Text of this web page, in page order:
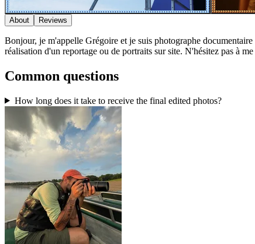
About
Reviews
Bonjour, je m'appelle Grégoire et je suis photographe
réalisation d'un reportage ou de portraits sur site. N'hésitez pas à
Common questions
How long does it take to receive the final edited photos?